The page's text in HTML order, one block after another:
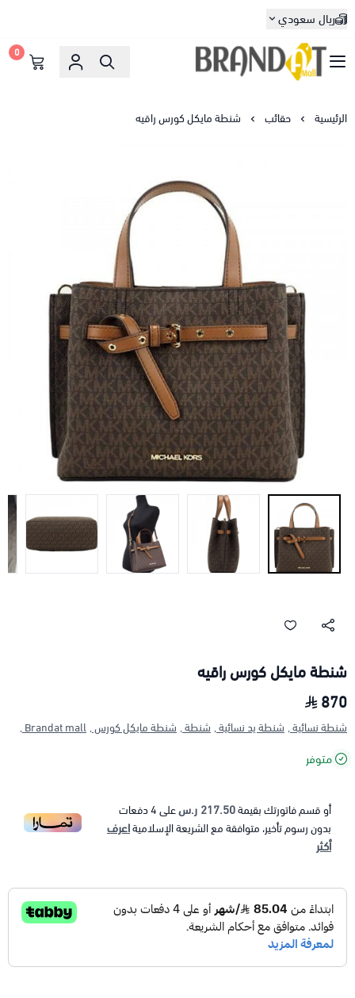
ريال سعودي
براندات مول
0
الرئيسية حقائب شنطة مايكل كورس راقيه
شنطة مايكل كورس راقيه
870
شنطة نسائية , شنطة يد نسائية , شنطة , شنطة مايكل كورس , Brandat mall ,
متوفر
أو قسم فاتورتك بقيمة217.50 ر.س على4دفعات
بدون رسوم تأخير، متوافقة مع الشريعة الإسلاميةاعرف
أكثر